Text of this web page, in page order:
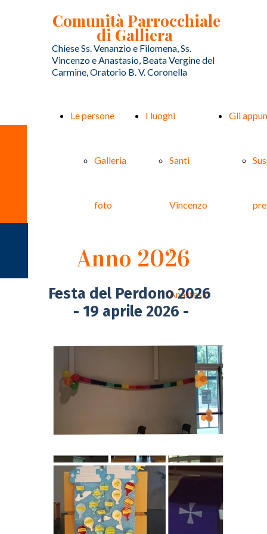
Chiese Ss. Venanzio e Filomena, Ss.
Vincenzo e Anastasio, Beata Vergine del
Carmine, Oratorio B. V. Coronella
Comunità Parrocchiale
di Galliera
Le persone
Galleria
foto
I luoghi
Santi
Vincenzo
e
Anastasio
Vergine
Carmine
Santuario
Gli
Anno 2026
Festa del Perdono 2026
- 19 aprile 2026 -